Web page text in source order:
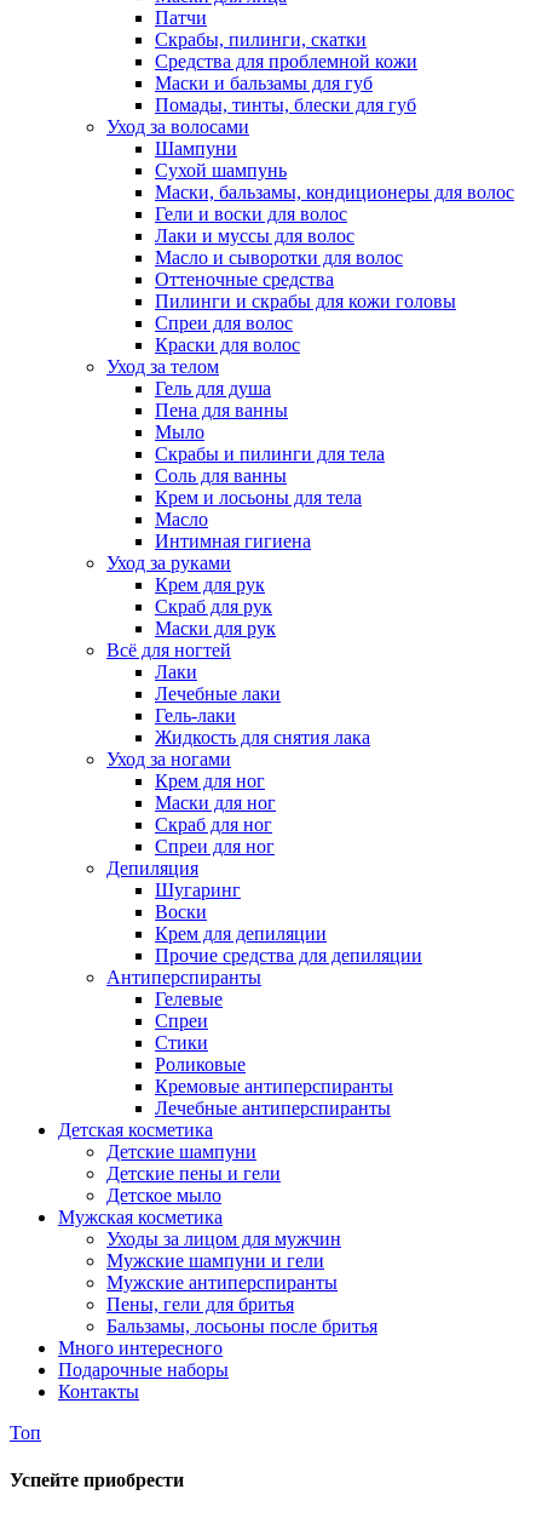
Патчи
Скрабы, пилинги, скатки
Средства для проблемной кожи
Маски и бальзамы для губ
Помады, тинты, блески для губ
Уход за волосами
Шампуни
Сухой шампунь
Маски, бальзамы, кондиционеры для волос
Гели и воски для волос
Лаки и муссы для волос
Масло и сыворотки для волос
Оттеночные средства
Пилинги и скрабы для кожи головы
Спреи для волос
Краски для волос
Уход за телом
Гель для душа
Пена для ванны
Мыло
Скрабы и пилинги для тела
Соль для ванны
Крем и лосьоны для тела
Масло
Интимная гигиена
Уход за руками
Крем для рук
Скраб для рук
Маски для рук
Всё для ногтей
Лаки
Лечебные лаки
Гель-лаки
Жидкость для снятия лака
Уход за ногами
Крем для ног
Маски для ног
Скраб для ног
Спреи для ног
Депиляция
Шугаринг
Воски
Крем для депиляции
Прочие средства для депиляции
Антиперспиранты
Гелевые
Спреи
Стики
Роликовые
Кремовые антиперспиранты
Лечебные антиперспиранты
Детская косметика
Детские шампуни
Детские пены и гели
Детское мыло
Мужская косметика
Уходы за лицом для мужчин
Мужские шампуни и гели
Мужские антиперспиранты
Пены, гели для бритья
Бальзамы, лосьоны после бритья
Много интересного
Подарочные наборы
Контакты
Топ
Успейте приобрести